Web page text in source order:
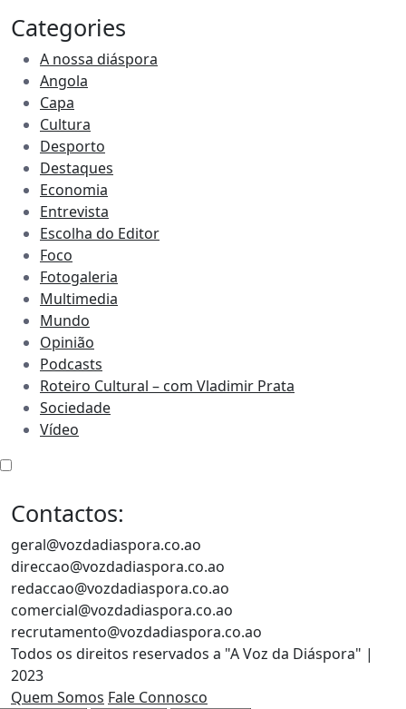
Categories
A nossa diáspora
Angola
Capa
Cultura
Desporto
Destaques
Economia
Entrevista
Escolha do Editor
Foco
Fotogaleria
Multimedia
Mundo
Opinião
Podcasts
Roteiro Cultural – com Vladimir Prata
Sociedade
Vídeo
Contactos:
geral@vozdadiaspora.co.ao
direccao@vozdadiaspora.co.ao
redaccao@vozdadiaspora.co.ao
comercial@vozdadiaspora.co.ao
recrutamento@vozdadiaspora.co.ao
Todos os direitos reservados a "A Voz da Diáspora" |
2023
Quem Somos Fale Connosco